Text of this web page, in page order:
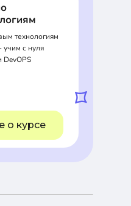
технологиям
учим с нуля
DevOPS
о курсе